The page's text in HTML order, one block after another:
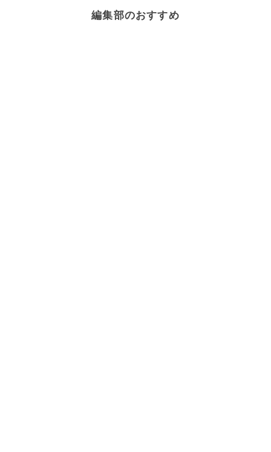
編集部のおすすめ